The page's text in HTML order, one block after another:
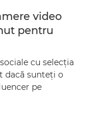
video
pentru
cu selecţia
dacă sunteţi o
pe